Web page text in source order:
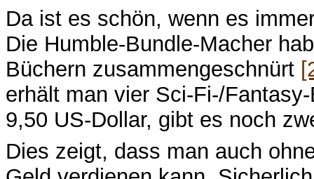
Da ist es schön, wenn es
Die Humble-Bundle-Macher
Büchern zusammengeschnürt
erhält man vier Sci-Fi-/
9,50 US-Dollar, gibt es noch
Dies zeigt, dass man auch